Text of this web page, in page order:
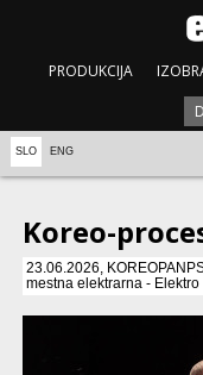
PRODUKCIJA
SLO ENG
Koreo-
23.06.2026,
mestna elektrarna - Elektro